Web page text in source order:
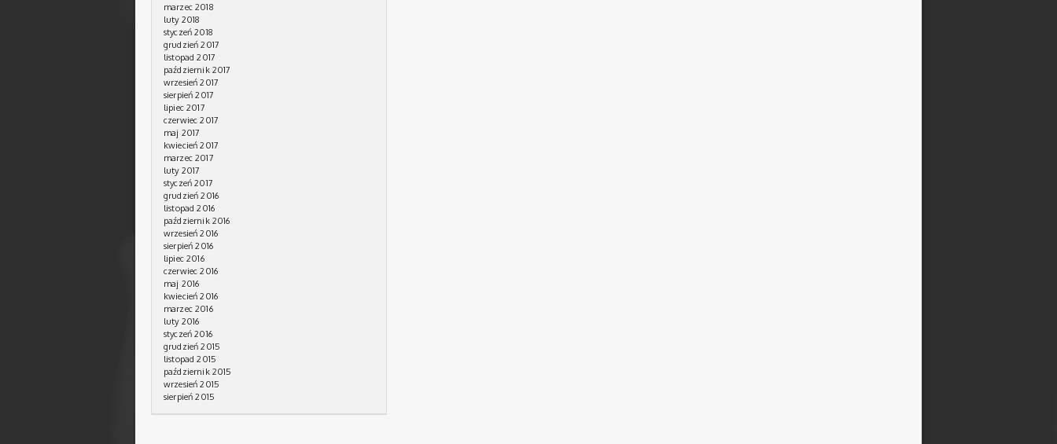
marzec 2018
luty 2018
styczeń 2018
grudzień 2017
listopad 2017
październik 2017
wrzesień 2017
sierpień 2017
lipiec 2017
czerwiec 2017
maj 2017
kwiecień 2017
marzec 2017
luty 2017
styczeń 2017
grudzień 2016
listopad 2016
październik 2016
wrzesień 2016
sierpień 2016
lipiec 2016
czerwiec 2016
maj 2016
kwiecień 2016
marzec 2016
luty 2016
styczeń 2016
grudzień 2015
listopad 2015
październik 2015
wrzesień 2015
sierpień 2015